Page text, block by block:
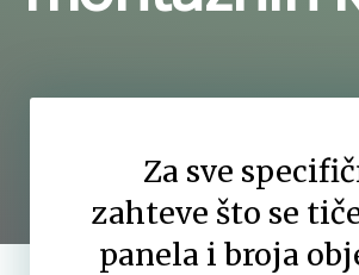
Za sve
zahteve što se
panela i broja